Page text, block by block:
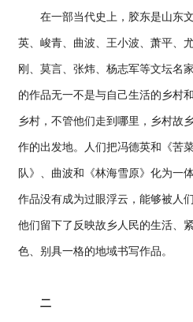
在一部当代史上，胶东是山东文
英、峻青、曲波、王小波、萧平、
刚、莫言、张炜、杨志军等文坛名
的作品无一不是与自己生活的乡村
乡村，不管他们走到哪里，乡村故
作的出发地。人们把冯德英和《苦
队》、曲波和《林海雪原》化为一
作品没有成为过眼浮云，能够被人
他们留下了反映故乡人民的生活、
色、别具一格的地域书写作品。
二